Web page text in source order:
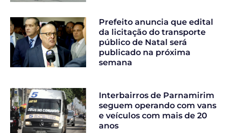
Prefeito anuncia que edital
da licitação do transporte
público de Natal será
publicado na próxima
semana
Interbairros de Parnamirim
seguem operando com vans
e veículos com mais de 20
anos